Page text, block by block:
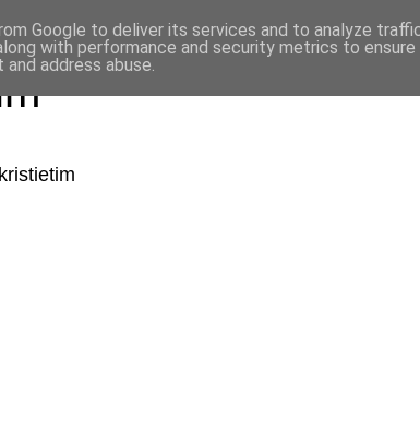
Google to deliver its services and to analyze
with performance and security metrics to
address abuse.